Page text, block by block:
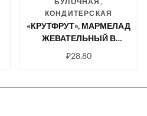
КОНДИТЕРСКАЯ
«КРУТФРУТ», МАРМЕЛАД
ЖЕВАТЕЛЬНЫЙ В
₽28.80